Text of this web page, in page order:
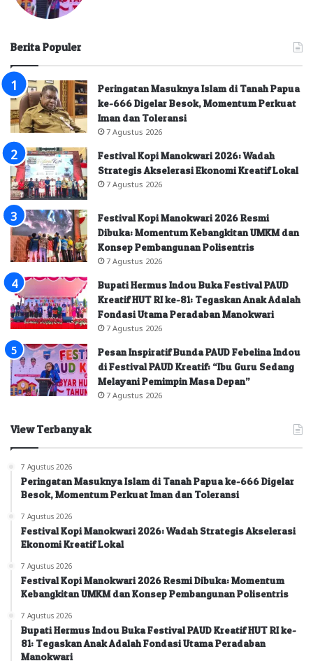
Berita Populer
Peringatan Masuknya Islam di Tanah Papua
ke-666 Digelar Besok, Momentum Perkuat
Iman dan Toleransi
7 Agustus 2026
Festival Kopi Manokwari 2026: Wadah
Strategis Akselerasi Ekonomi Kreatif Lokal
7 Agustus 2026
Festival Kopi Manokwari 2026 Resmi
Dibuka: Momentum Kebangkitan UMKM dan
Konsep Pembangunan Polisentris
7 Agustus 2026
Bupati Hermus Indou Buka Festival PAUD
Kreatif HUT RI ke-81: Tegaskan Anak Adalah
Fondasi Utama Peradaban Manokwari
7 Agustus 2026
Pesan Inspiratif Bunda PAUD Febelina Indou
di Festival PAUD Kreatif: “Ibu Guru Sedang
Melayani Pemimpin Masa Depan”
7 Agustus 2026
View Terbanyak
7 Agustus 2026
Peringatan Masuknya Islam di Tanah Papua ke-666 Digelar
Besok, Momentum Perkuat Iman dan Toleransi
7 Agustus 2026
Festival Kopi Manokwari 2026: Wadah Strategis Akselerasi
Ekonomi Kreatif Lokal
7 Agustus 2026
Festival Kopi Manokwari 2026 Resmi Dibuka: Momentum
Kebangkitan UMKM dan Konsep Pembangunan Polisentris
7 Agustus 2026
Bupati Hermus Indou Buka Festival PAUD Kreatif HUT RI ke-
81: Tegaskan Anak Adalah Fondasi Utama Peradaban
Manokwari